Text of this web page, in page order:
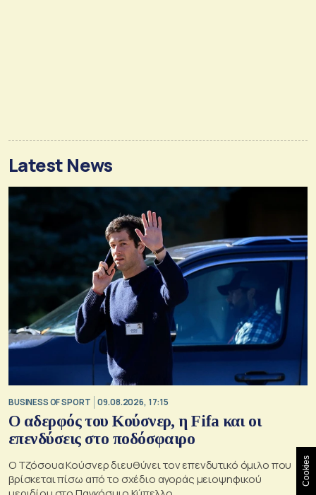
Latest News
BUSINESS OF SPORT 09.08.2026, 17:15
Ο αδερφός του Κούσνερ, η Fifa και οι
επενδύσεις στο ποδόσφαιρο
Ο Τζόσουα Κούσνερ διευθύνει τον επενδυτικό όμιλο που
βρίσκεται πίσω από το σχέδιο αγοράς μειοψηφικού
Cookies